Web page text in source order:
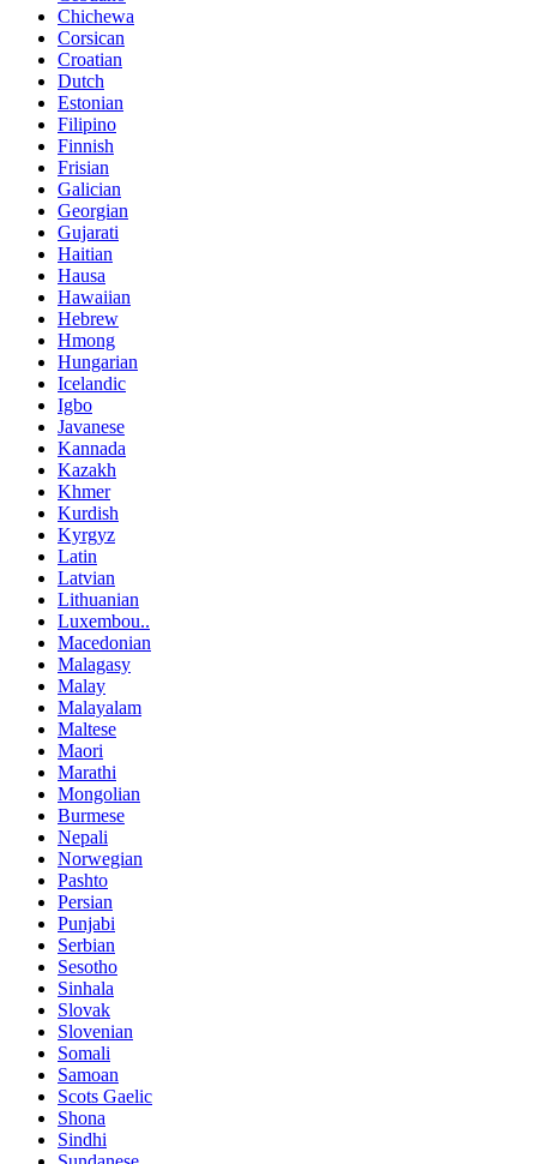
Chichewa
Corsican
Croatian
Dutch
Estonian
Filipino
Finnish
Frisian
Galician
Georgian
Gujarati
Haitian
Hausa
Hawaiian
Hebrew
Hmong
Hungarian
Icelandic
Igbo
Javanese
Kannada
Kazakh
Khmer
Kurdish
Kyrgyz
Latin
Latvian
Lithuanian
Luxembou..
Macedonian
Malagasy
Malay
Malayalam
Maltese
Maori
Marathi
Mongolian
Burmese
Nepali
Norwegian
Pashto
Persian
Punjabi
Serbian
Sesotho
Sinhala
Slovak
Slovenian
Somali
Samoan
Scots Gaelic
Shona
Sindhi